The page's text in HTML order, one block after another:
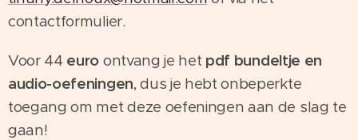
contactformulier.
Voor 44euro ontvang je het pdf bundeltje en
audio-oefeningen, dus je hebt onbeperkte
toegang om met deze oefeningen aan de slag te
gaan!